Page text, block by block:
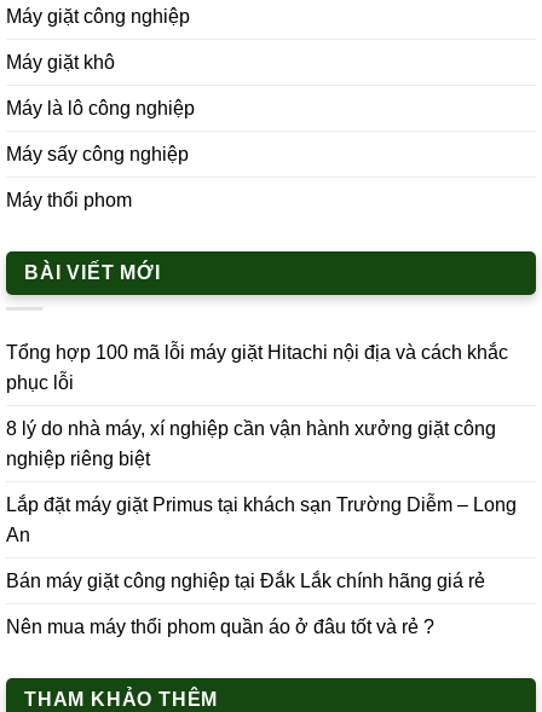
Máy giặt công nghiệp
Máy giặt khô
Máy là lô công nghiệp
Máy sấy công nghiệp
Máy thổi phom
BÀI VIẾT MỚI
Tổng hợp 100 mã lỗi máy giặt Hitachi nội địa và cách khắc
phục lỗi
8 lý do nhà máy, xí nghiệp cần vận hành xưởng giặt công
nghiệp riêng biệt
Lắp đặt máy giặt Primus tại khách sạn Trường Diễm – Long
An
Bán máy giặt công nghiệp tại Đắk Lắk chính hãng giá rẻ
Nên mua máy thổi phom quần áo ở đâu tốt và rẻ ?
THAM KHẢO THÊM